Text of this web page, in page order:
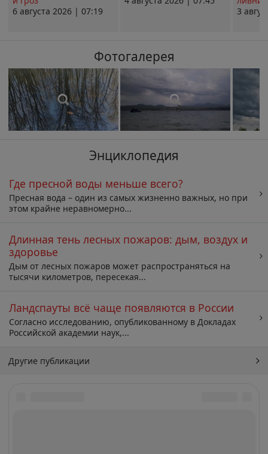
6 августа 2026 | 07:19
3
Фотогалерея
Энциклопедия
Где пресной воды меньше всего?
Пресная вода – один из самых жизненно важных, но при
этом крайне неравномерно...
Длинная тень лесных пожаров: дым, воздух и
здоровье
Дым от лесных пожаров может распространяться на
тысячи километров, пересекая...
Ландспауты всё чаще появляются в России
Согласно исследованию, опубликованному в Докладах
Российской академии наук,...
Другие публикации